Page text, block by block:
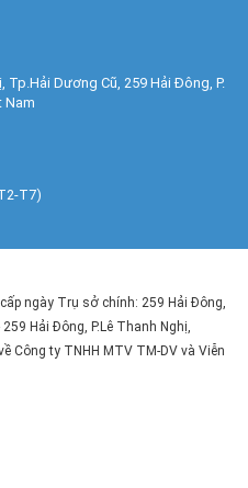
Tp.Hải Dương Cũ, 259 Hải Đông, P.
Nam
T7)
ngày Trụ sở chính: 259 Hải Đông,
Hải Đông, P.Lê Thanh Nghị,
Công ty TNHH MTV TM-DV và Viễn